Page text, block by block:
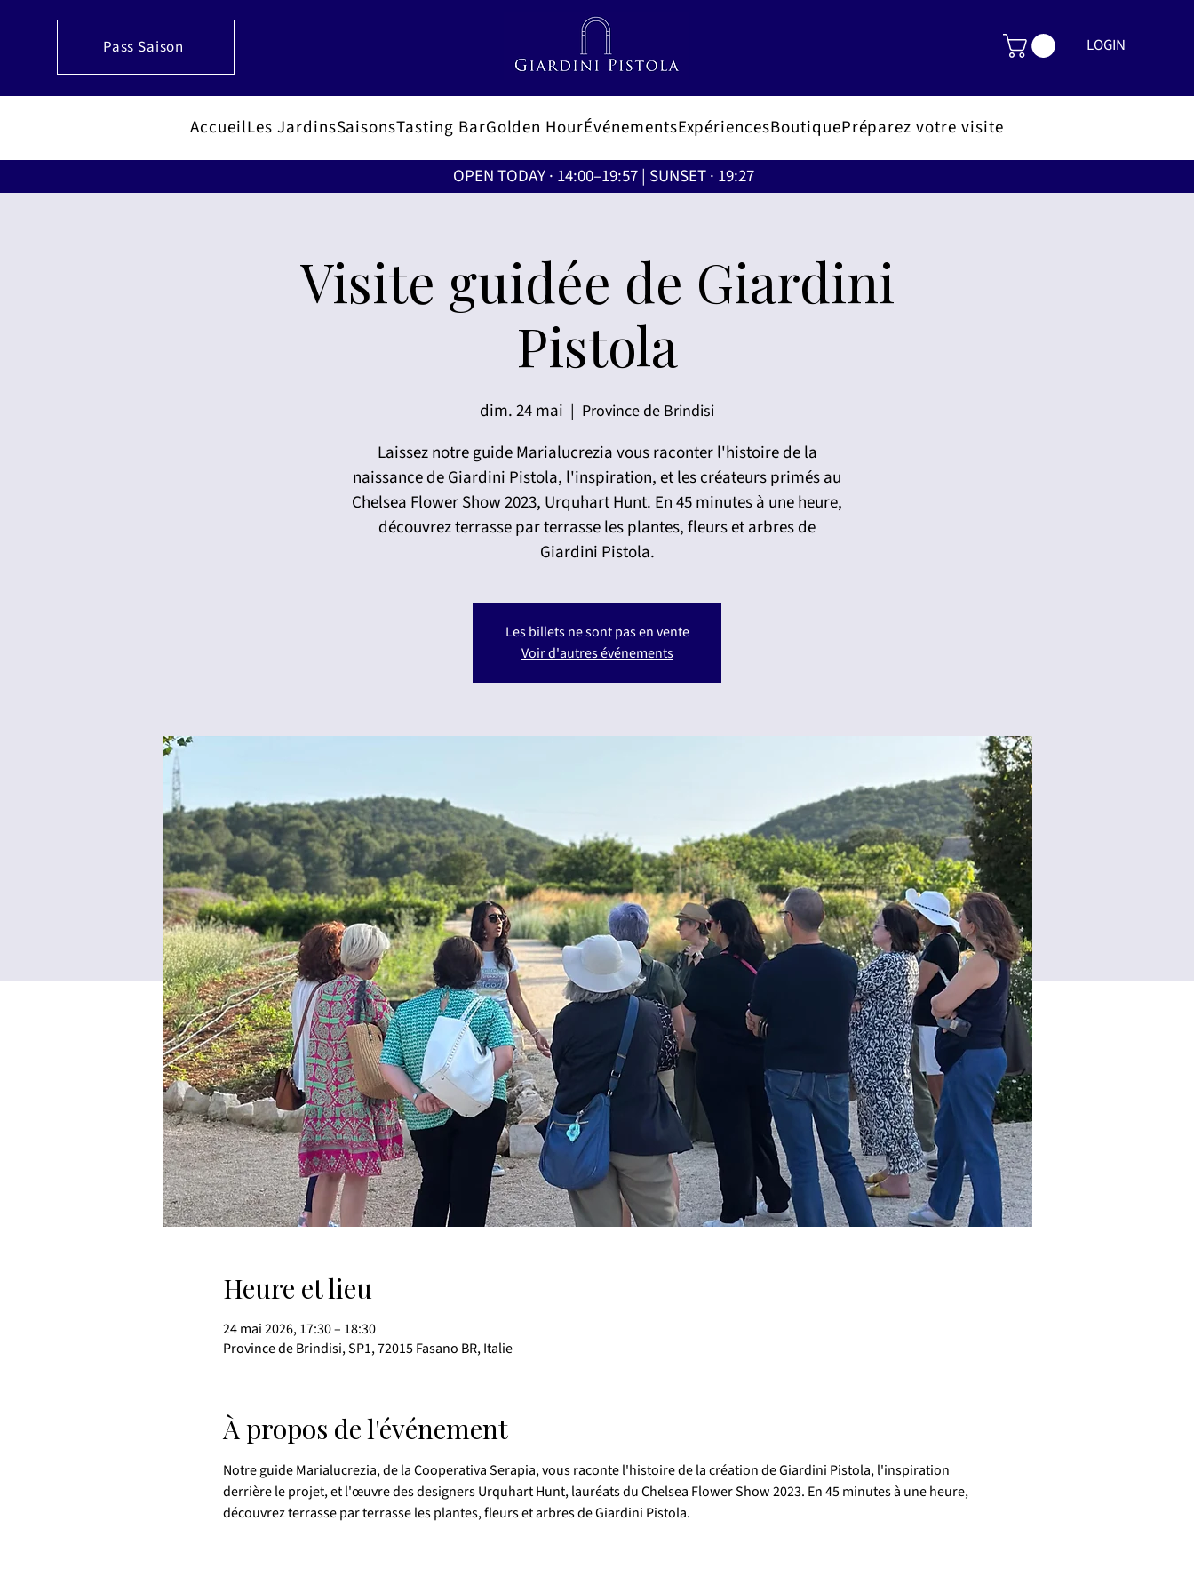
Pass Saison LOGIN
AccueilLes JardinsSaisonsTasting BarGolden HourÉvénementsExpériencesBoutiquePréparez votre visite
OPEN TODAY · 14:00–19:57 | SUNSET · 19:27
Visite guidée de Giardini
Pistola
dim. 24 mai
  |
Province de Brindisi
Laissez notre guide Marialucrezia vous raconter l'histoire de la
naissance de Giardini Pistola, l'inspiration, et les créateurs primés au
Chelsea Flower Show 2023, Urquhart Hunt. En 45 minutes à une heure,
découvrez terrasse par terrasse les plantes, fleurs et arbres de
Giardini Pistola.
Les billets ne sont pas en vente
Voir d'autres événements
Heure et lieu
24 mai 2026, 17:30 – 18:30
Province de Brindisi, SP1, 72015 Fasano BR, Italie
À propos de l'événement
Notre guide Marialucrezia, de la Cooperativa Serapia, vous raconte l'histoire de la création de Giardini Pistola, l'inspiration
derrière le projet, et l'œuvre des designers Urquhart Hunt, lauréats du Chelsea Flower Show 2023. En 45 minutes à une heure,
découvrez terrasse par terrasse les plantes, fleurs et arbres de Giardini Pistola.